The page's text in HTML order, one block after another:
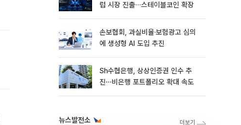
럽 시장 진출∙∙∙스테이블코인 확장
손보협회, 과실비율·보험광고 심의
에 생성형 AI 도입 추진
Sh수협은행, 상상인증권 인수 추
진⋯비은행 포트폴리오 확대 속도
뉴스발전소